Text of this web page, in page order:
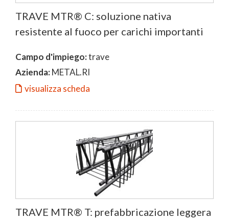
TRAVE MTR® C: soluzione nativa
resistente al fuoco per carichi importanti
Campo d'impiego:trave
Azienda:METAL.RI
visualizza scheda
TRAVE MTR® T: prefabbricazione leggera